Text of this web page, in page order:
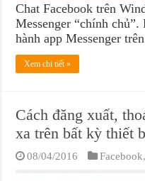
Chat Facebook trên
Messenger “chính chủ”.
hành app Messenger
Xem chi tiết »
Cách đăng xuất,
xa trên bất kỳ thiết
08/04/2016 Facebook